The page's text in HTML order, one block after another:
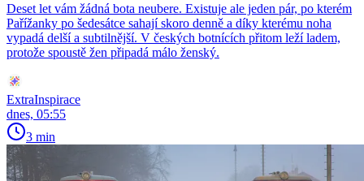
Deset let vám žádná bota neubere. Existuje ale jeden pár, po kterém
Pařížanky po šedesátce sahají skoro denně a díky kterému noha
vypadá delší a subtilnější. V českých botnících přitom leží ladem,
protože spoustě žen připadá málo ženský.
ExtraInspirace
dnes, 05:55
3 min